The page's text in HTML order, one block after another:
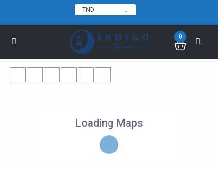
TND
0
Loading Maps